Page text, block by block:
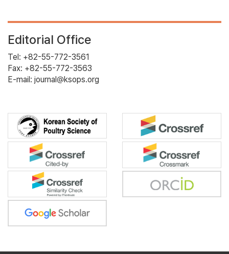
Editorial Office
Tel: +82-55-772-3561
Fax: +82-55-772-3563
E-mail: journal@ksops.org